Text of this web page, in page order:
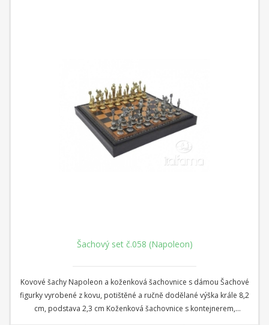
Šachový set č.058 (Napoleon)
Kovové šachy Napoleon a koženková šachovnice s dámou Šachové
figurky vyrobené z kovu, potištěné a ručně dodělané výška krále 8,2
cm, podstava 2,3 cm Koženková šachovnice s kontejnerem,